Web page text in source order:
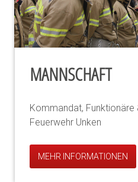
MANNSCHAFT
Kommandat, Funktionäre
Feuerwehr Unken
MEHR INFORMATIONEN